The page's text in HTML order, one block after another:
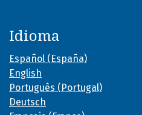
Idioma
Español (España)
English
Português (Portugal)
Deutsch